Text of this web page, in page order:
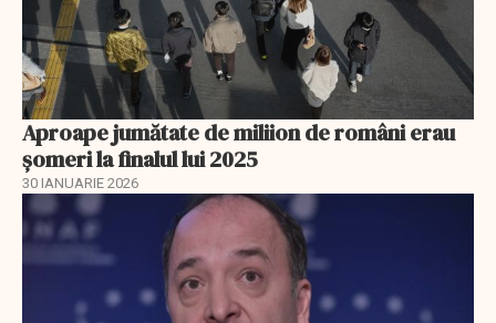
Aproape jumătate de miliion de români erau
șomeri la finalul lui 2025
30 IANUARIE 2026